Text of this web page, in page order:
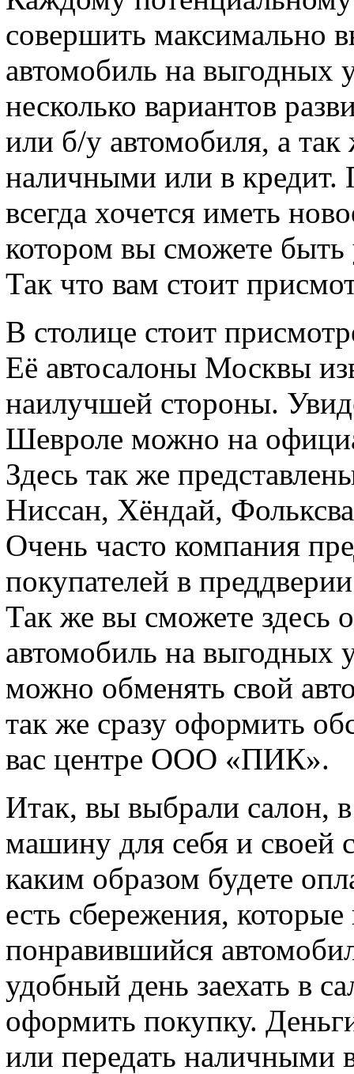
совершить максимально
автомобиль на выгодных
несколько вариантов
или б/у автомобиля, а
наличными или в кредит.
всегда хочется иметь
котором вы сможете быть
Так что вам стоит
В столице стоит
Её автосалоны Москвы
наилучшей стороны.
Шевроле можно на
Здесь так же
Ниссан, Хёндай,
Очень часто компания
покупателей в
Так же вы сможете здесь
автомобиль на выгодных
можно обменять свой
так же сразу оформить
вас центре ООО «ПИК».
Итак, вы выбрали салон,
машину для себя и своей
каким образом будете
есть сбережения,
понравившийся
удобный день заехать в
оформить покупку.
или передать наличными